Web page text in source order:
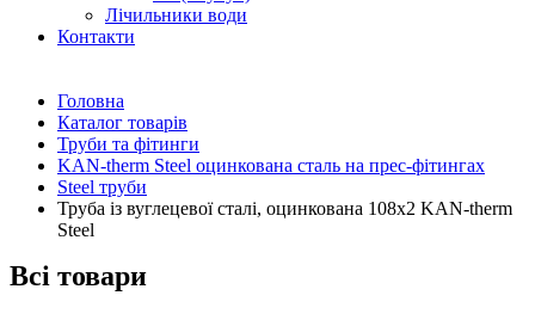
Лічильники води
Контакти
Головна
Каталог товарів
Труби та фітинги
KAN-therm Steel оцинкована сталь на прес-фітингах
Steel труби
Труба із вуглецевої сталі, оцинкована 108x2 KAN-therm
Steel
Всі товари